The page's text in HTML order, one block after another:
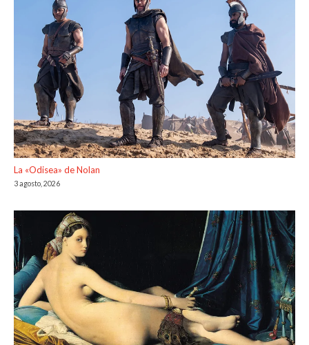
La «Odisea» de Nolan
3 agosto, 2026